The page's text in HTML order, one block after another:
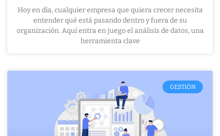
Hoy en día, cualquier empresa que quiera crecer necesita
entender qué está pasando dentro y fuera de su
organización. Aquí entra en juego el análisis de datos, una
herramienta clave
GESTIÓN